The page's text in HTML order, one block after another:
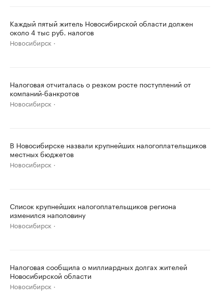
Каждый пятый житель Новосибирской области должен
около 4 тыс руб. налогов
Новосибирск
Налоговая отчиталась о резком росте поступлений от
компаний-банкротов
Новосибирск
В Новосибирске назвали крупнейших налогоплательщиков
местных бюджетов
Новосибирск
Список крупнейших налогоплательщиков региона
изменился наполовину
Новосибирск
Налоговая сообщила о миллиардных долгах жителей
Новосибирской области
Новосибирск